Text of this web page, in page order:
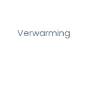
Verwarming